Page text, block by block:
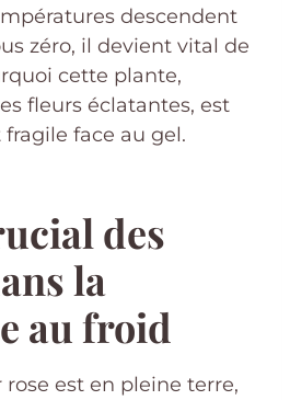
descendent
zéro, il devient vital de
cette plante,
fleurs éclatantes, est
face au gel.
des
la
au froid
rose est en pleine terre,